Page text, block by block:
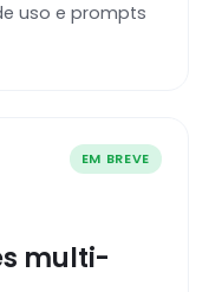
uso e prompts
EM BREVE
multi-